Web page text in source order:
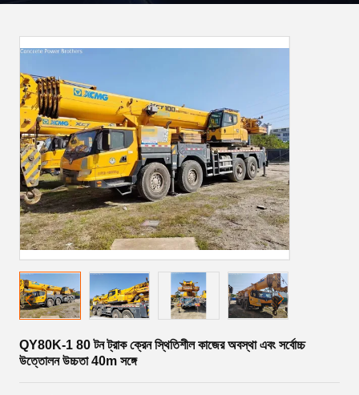
QY80K-1 80 টন ট্রাক ক্রেন স্থিতিশীল কাজের অবস্থা এবং সর্বোচ্চ
উত্তোলন উচ্চতা 40m সঙ্গে